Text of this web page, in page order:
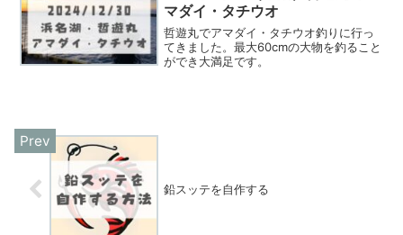
マダイ・タチウオ
哲遊丸でアマダイ・タチウオ釣りに行っ
てきました。最大60cmの大物を釣ること
ができ大満足です。
鉛スッテを自作する